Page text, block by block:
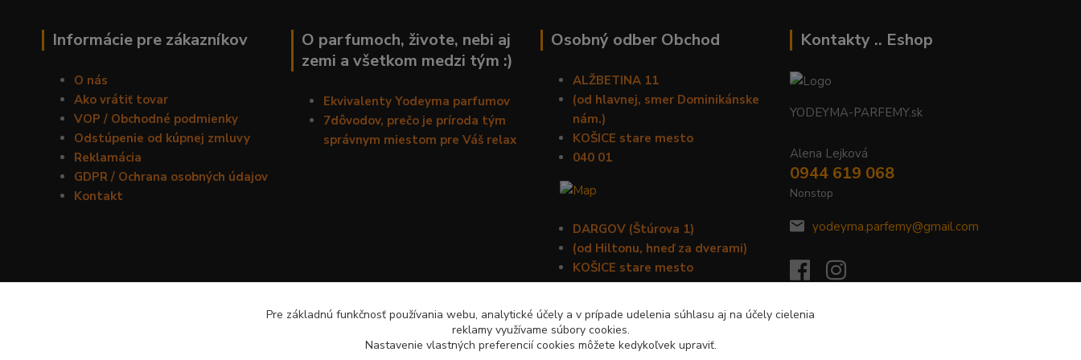
Informácie pre zákazníkov
O nás
Ako vrátiť tovar
VOP / Obchodné podmienky
Odstúpenie od kúpnej zmluvy
Reklamácia
GDPR / Ochrana osobných údajov
Kontakt
O parfumoch, živote, nebi aj
zemi a všetkom medzi tým :)
Ekvivalenty Yodeyma parfumov
7dôvodov, prečo je príroda tým
správnym miestom pre Váš relax
Osobný odber Obchod
ALŽBETINA 11
(od hlavnej, smer Dominikánske
nám.)
KOŠICE stare mesto
040 01
DARGOV (Štúrova 1)
(od Hiltonu, hneď za dverami)
KOŠICE stare mesto
040 01
Kontakty .. Eshop
YODEYMA-PARFEMY.sk
Alena Lejková
0944 619 068
Nonstop
yodeyma.parfemy@gmail.com
Pre základnú funkčnosť používania webu, analytické účely a v prípade udelenia súhlasu aj na účely cielenia
reklamy využívame súbory cookies.
Nastavenie vlastných preferencií cookies môžete kedykoľvek upraviť.